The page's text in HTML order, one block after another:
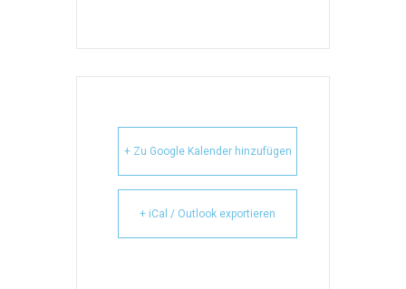
+ Zu Google Kalender hinzufügen
+ iCal / Outlook exportieren